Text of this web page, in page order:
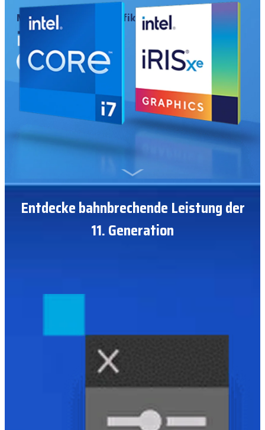
Mit Intel® Iris® Xe-Grafik
Entdecke bahnbrechende Leistung der
11. Generation